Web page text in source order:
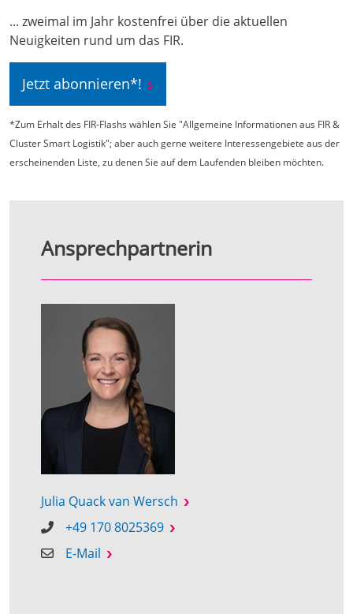
... zweimal im Jahr kostenfrei über die aktuellen
Neuigkeiten rund um das FIR.
Jetzt abonnieren*!
*Zum Erhalt des FIR-Flashs wählen Sie "Allgemeine Informationen aus FIR &
Cluster Smart Logistik"; aber auch gerne weitere Interessengebiete aus der
erscheinenden Liste, zu denen Sie auf dem Laufenden bleiben möchten.
Ansprechpartnerin
Julia Quack van Wersch
+49 170 8025369
E-Mail